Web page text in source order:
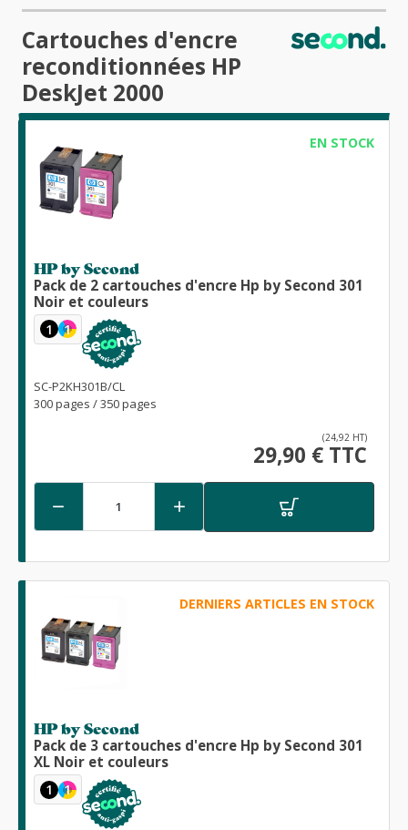
Cartouches d'encre
reconditionnées HP
DeskJet 2000
EN STOCK
HP by Second
Pack de 2 cartouches d'encre Hp by Second 301
Noir et couleurs
1 1
SC-P2KH301B/CL
300 pages / 350 pages
(24,92 HT)
29,90 € TTC
 
DERNIERS ARTICLES EN STOCK
HP by Second
Pack de 3 cartouches d'encre Hp by Second 301
XL Noir et couleurs
1 1